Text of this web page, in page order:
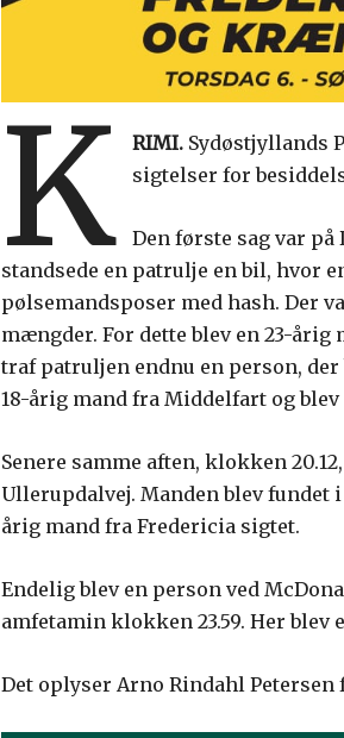
K RIMI. Sydøstjyllands
sigtelser for
Den første sag var på
standsede en patrulje en bil, hvor
pølsemandsposer med hash. Der
mængder. For dette blev en 23-
traf patruljen endnu en person,
18-årig mand fra Middelfart og
Senere samme aften, klokken
Ullerupdalvej. Manden blev fundet i
årig mand fra Fredericia sigtet.
Endelig blev en person ved
amfetamin klokken 23.59. Her blev
Det oplyser Arno Rindahl